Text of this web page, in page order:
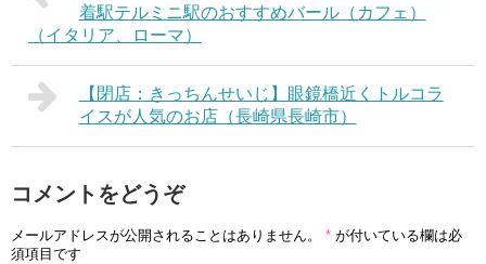
着駅テルミニ駅のおすすめバール（カフェ）
（イタリア、ローマ）
【閉店：きっちんせいじ】眼鏡橋近くトルコラ
イスが人気のお店（長崎県長崎市）
コメントをどうぞ
メールアドレスが公開されることはありません。 * が付いている欄は必
須項目です